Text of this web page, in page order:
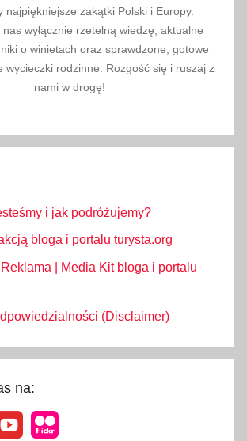
najpiękniejsze zakątki Polski i Europy.
wyłącznie rzetelną wiedzę, aktualne
o winietach oraz sprawdzone, gotowe
wycieczki rodzinne. Rozgość się i ruszaj z
nami w drogę!
i jak podróżujemy?
bloga i portalu turysta.org
| Media Kit bloga i portalu
(Disclaimer)
na: